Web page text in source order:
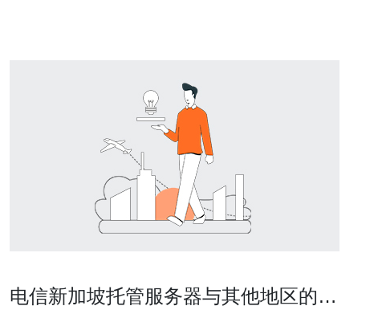
电信新加坡托管服务器与其他地区的比